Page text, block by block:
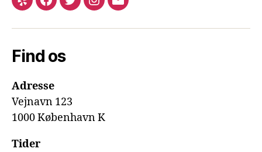
Yelp Facebook
TwitterInstagram
E-
Find os
Adresse
Vejnavn 123
1000 København K
Tider